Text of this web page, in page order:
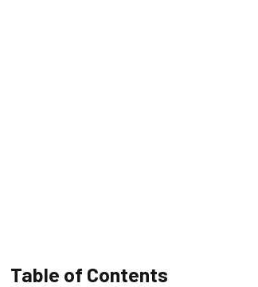
Table of Contents